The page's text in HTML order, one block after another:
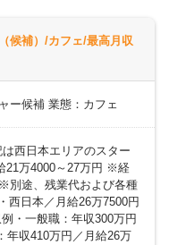
候補）/カフェ/最高月収
ー候補 業態：カフェ
西日本エリアのスター
21万4000～27万円 ※経
別途、残業代および各種
日本／月給26万7500円
・一般職：年収300万円
年収410万円／月給26万